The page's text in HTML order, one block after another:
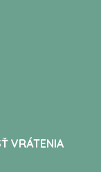
VRÁTENIA